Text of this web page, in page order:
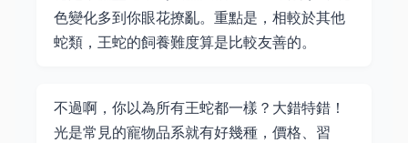
色變化多到你眼花撩亂。重點是，相較於其他
蛇類，王蛇的飼養難度算是比較友善的。
不過啊，你以為所有王蛇都一樣？大錯特錯！
光是常見的寵物品系就有好幾種，價格、習